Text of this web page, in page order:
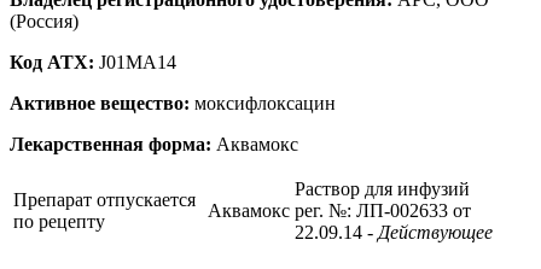
(Россия)
Код ATX: J01MA14
Активное вещество: моксифлоксацин
Лекарственная форма: Аквамокс
Препарат отпускается
по рецепту
Аквамокс
Раствор для инфузий
рег. №: ЛП-002633 от
22.09.14 - Действующее